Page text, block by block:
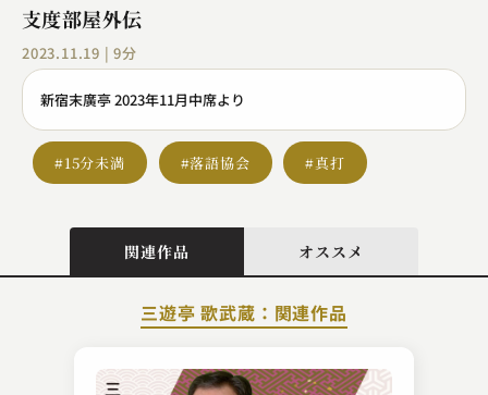
支度部屋外伝
2023.11.19 | 9分
新宿末廣亭 2023年11月中席より
#15分未満 #落語協会 #真打
関連作品 オススメ
三遊亭 歌武蔵：関連作品